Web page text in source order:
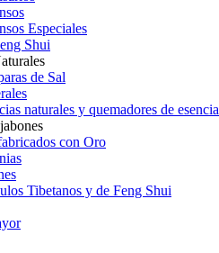
Especiales
Shui
de Sal
naturales y quemadores de esencia
con Oro
Tibetanos y de Feng Shui